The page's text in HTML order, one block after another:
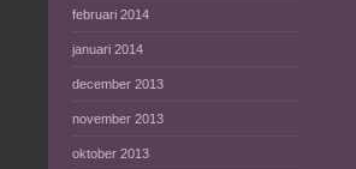
februari 2014
januari 2014
december 2013
november 2013
oktober 2013